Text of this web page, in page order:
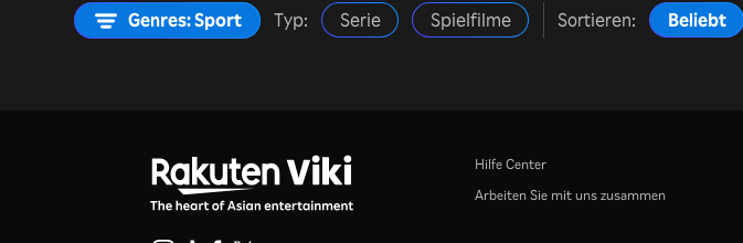
Genres: Sport Typ: Serie Spielfilme Sortieren: Beliebt
Hilfe Center
Arbeiten Sie mit uns zusammen